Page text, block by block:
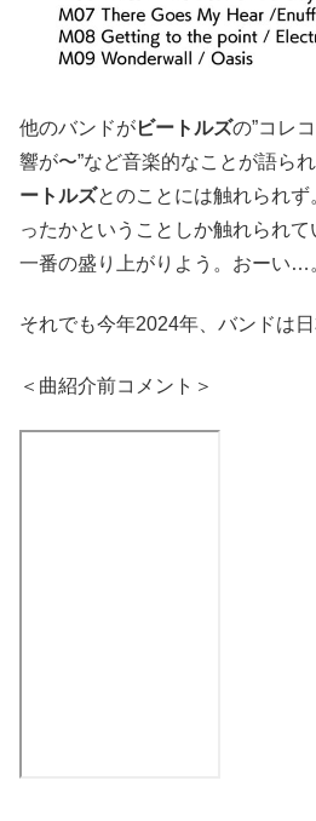
他のバンドがビートルズの”コレ
響が〜”など音楽的なことが語られ
ートルズとのことには触れられ
ったかということしか触れられ
一番の盛り上がりよう。おーい…
それでも今年2024年、バンドは日
＜曲紹介前コメント＞